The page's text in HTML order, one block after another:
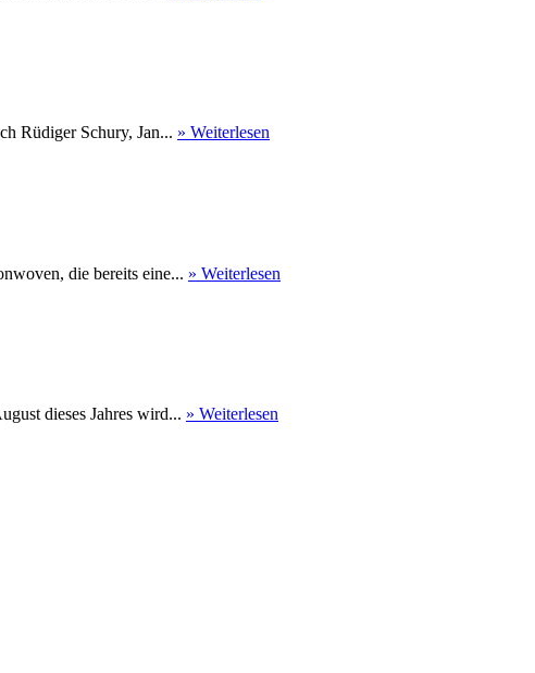
Rüdiger Schury, Jan... » Weiterlesen
die bereits eine... » Weiterlesen
dieses Jahres wird... » Weiterlesen